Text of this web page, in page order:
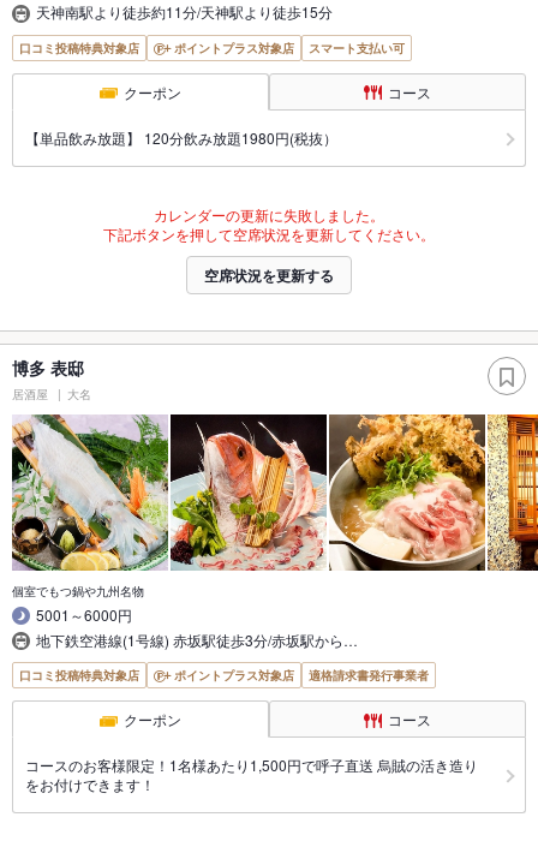
天神南駅より徒歩約11分/天神駅より徒歩15分
口コミ投稿特典対象店 ポイントプラス対象店 スマート支払い可
クーポン コース
【単品飲み放題】 120分飲み放題1980円(税抜）
カレンダーの更新に失敗しました。
下記ボタンを押して空席状況を更新してください。
空席状況を更新する
博多 表邸
居酒屋 大名
個室でもつ鍋や九州名物
5001～6000円
地下鉄空港線(1号線) 赤坂駅徒歩3分/赤坂駅から…
口コミ投稿特典対象店 ポイントプラス対象店 適格請求書発行事業者
クーポン コース
コースのお客様限定！1名様あたり1,500円で呼子直送 烏賊の活き造り
をお付けできます！